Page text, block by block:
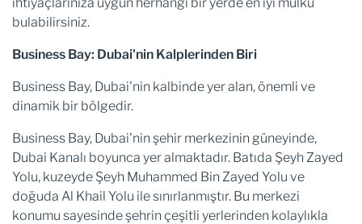
bulabilirsiniz.
Business Bay: Dubai'nin Kalplerinden Biri
Business Bay, Dubai'nin kalbinde yer alan, önemli ve
dinamik bir bölgedir.
Business Bay, Dubai'nin şehir merkezinin güneyinde,
Dubai Kanalı boyunca yer almaktadır. Batıda Şeyh Zayed
Yolu, kuzeyde Şeyh Muhammed Bin Zayed Yolu ve
doğuda Al Khail Yolu ile sınırlanmıştır. Bu merkezi
konumu sayesinde şehrin çeşitli yerlerinden kolaylıkla